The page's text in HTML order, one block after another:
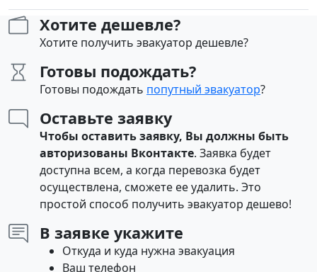
Хотите дешевле?
Хотите получить эвакуатор дешевле?
Готовы подождать?
Готовы подождать попутный эвакуатор?
Оставьте заявку
Чтобы оставить заявку, Вы должны быть
авторизованы Вконтакте. Заявка будет
доступна всем, а когда перевозка будет
осуществлена, сможете ее удалить. Это
простой способ получить эвакуатор дешево!
В заявке укажите
Откуда и куда нужна эвакуация
Ваш телефон